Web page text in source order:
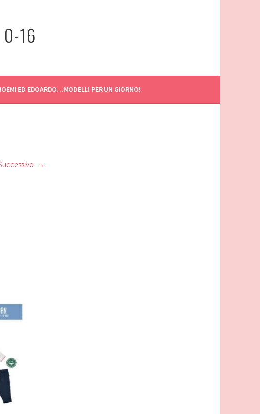
0-16
ED EDOARDO…MODELLI PER UN GIORNO!